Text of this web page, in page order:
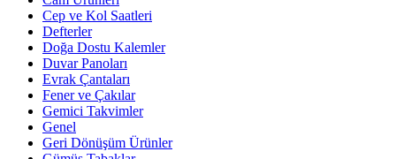
Cep ve Kol Saatleri
Defterler
Doğa Dostu Kalemler
Duvar Panoları
Evrak Çantaları
Fener ve Çakılar
Gemici Takvimler
Genel
Geri Dönüşüm Ürünler